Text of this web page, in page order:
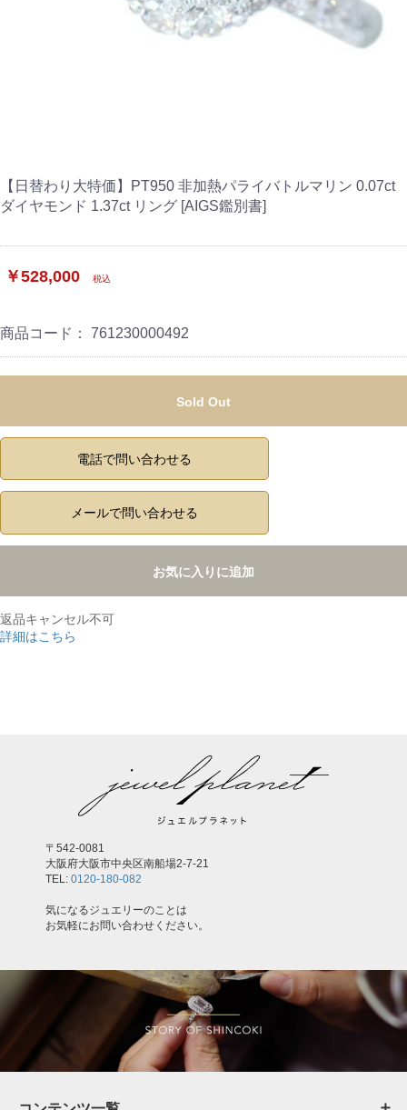
【日替わり大特価】PT950 非加熱パライバトルマリン 0.07ct
ダイヤモンド 1.37ct リング [AIGS鑑別書]
￥528,000 税込
商品コード： 761230000492
Sold Out
電話で問い合わせる
メールで問い合わせる
お気に入りに追加
返品キャンセル不可
詳細はこちら
〒542-0081
大阪府大阪市中央区南船場2-7-21
TEL: 0120-180-082
気になるジュエリーのことは
お気軽にお問い合わせください。